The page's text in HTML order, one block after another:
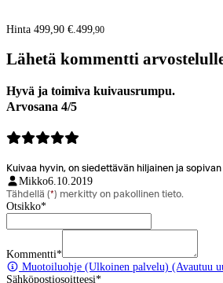
Hinta 499,90 €. 499,90
Lähetä kommentti
Hyvä ja toimiva kuivausrumpu.
Arvosana 4/5
Kuivaa hyvin, on siedettävän hiljainen ja sopivan
Mikko6.10.2019
Tähdellä (*) merkitty on pakollinen tieto.
Otsikko*
Kommentti*
Muotoiluohje (Ulkoinen palvelu) (Avautuu
Sähköpostiosoitteesi*